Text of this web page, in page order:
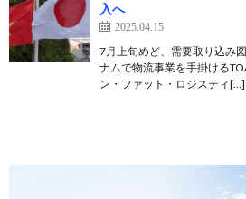
入へ
2025.04.15
7月上旬めど、需要取り込み
ナムで物流事業を手掛ける
ン・ファット・ロジスティ[…]